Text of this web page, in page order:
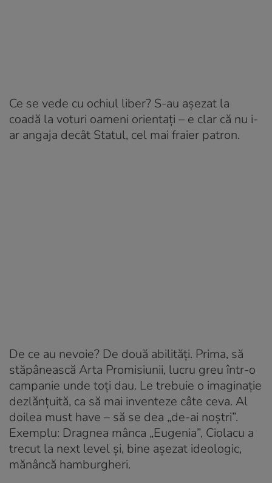
Ce se vede cu ochiul liber? S-au aşezat la
coadă la voturi oameni orientaţi – e clar că nu i-
ar angaja decât Statul, cel mai fraier patron.
De ce au nevoie? De două abilităţi. Prima, să
stăpânească Arta Promisiunii, lucru greu într-o
campanie unde toţi dau. Le trebuie o imaginaţie
dezlănţuită, ca să mai inventeze câte ceva. Al
doilea must have – să se dea „de-ai noştri”.
Exemplu: Dragnea mânca „Eugenia”, Ciolacu a
trecut la next level şi, bine aşezat ideologic,
mănâncă hamburgheri.